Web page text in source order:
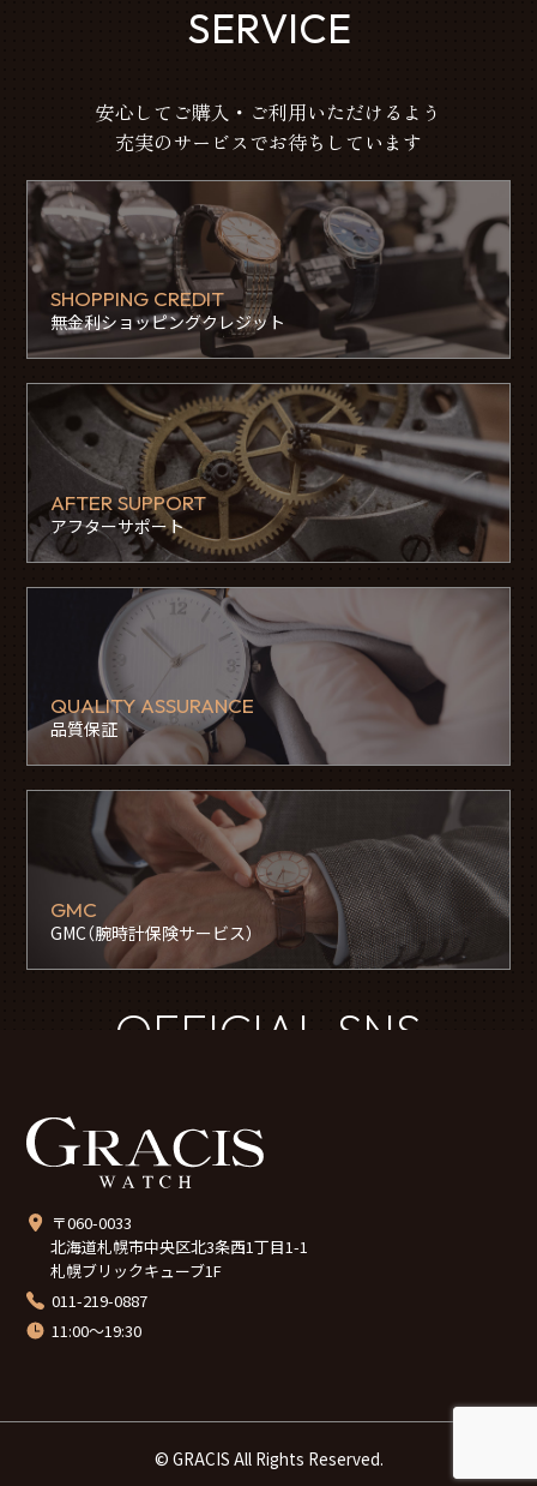
SERVICE
安心してご購入・ご利用いただけるよう
充実のサービスでお待ちしています
SHOPPING CREDIT
無金利ショッピングクレジット
AFTER SUPPORT
アフターサポート
QUALITY ASSURANCE
品質保証
GMC
GMC（腕時計保険サービス）
OFFICIAL SNS
〒060-0033
北海道札幌市中央区北3条西1丁目1-1
札幌ブリックキューブ1F
011-219-0887
11:00～19:30
© GRACIS All Rights Reserved.